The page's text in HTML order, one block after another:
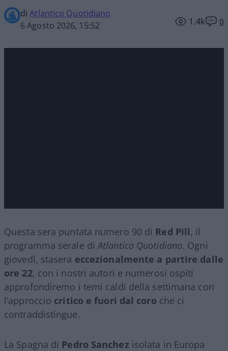
diAtlantico Quotidiano
6 Agosto 2026, 15:52
1.4k 0
Questa sera puntata numero 90 di Red Pill, il
programma serale diAtlantico Quotidiano. Ogni
giovedì, stasera eccezionalmente a partire dalle
ore 22, con i nostri autori e numerosi ospiti
approfondiremo i temi caldi della settimana con
l’approccio critico e fuori dal coro che ci
contraddistingue.
La Spagna di Pedro Sanchez isolata in Europa